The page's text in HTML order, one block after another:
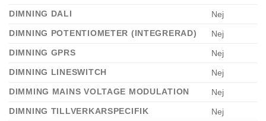
DIMNING DALI
Nej
DIMNING POTENTIOMETER (INTEGRERAD)
Nej
DIMNING GPRS
Nej
DIMNING LINESWITCH
Nej
DIMMING MAINS VOLTAGE MODULATION
Nej
DIMNING TILLVERKARSPECIFIK
Nej